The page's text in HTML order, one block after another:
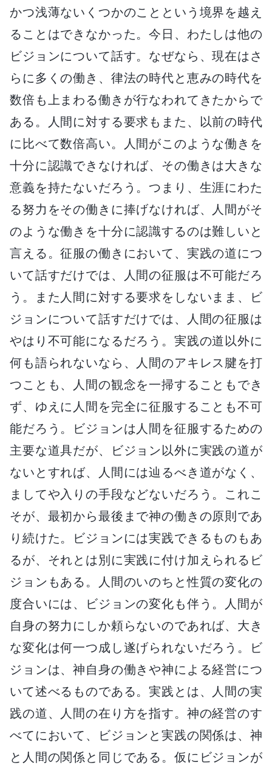
かつ浅薄ないくつかのことという境界を越え
ることはできなかった。今日、わたしは他の
ビジョンについて話す。なぜなら、現在はさ
らに多くの働き、律法の時代と恵みの時代を
数倍も上まわる働きが行なわれてきたからで
ある。人間に対する要求もまた、以前の時代
に比べて数倍高い。人間がこのような働きを
十分に認識できなければ、その働きは大きな
意義を持たないだろう。つまり、生涯にわた
る努力をその働きに捧げなければ、人間がそ
のような働きを十分に認識するのは難しいと
言える。征服の働きにおいて、実践の道につ
いて話すだけでは、人間の征服は不可能だろ
う。また人間に対する要求をしないまま、ビ
ジョンについて話すだけでは、人間の征服は
やはり不可能になるだろう。実践の道以外に
何も語られないなら、人間のアキレス腱を打
つことも、人間の観念を一掃することもでき
ず、ゆえに人間を完全に征服することも不可
能だろう。ビジョンは人間を征服するための
主要な道具だが、ビジョン以外に実践の道が
ないとすれば、人間には辿るべき道がなく、
ましてや入りの手段などないだろう。これこ
そが、最初から最後まで神の働きの原則であ
り続けた。ビジョンには実践できるものもあ
るが、それとは別に実践に付け加えられるビ
ジョンもある。人間のいのちと性質の変化の
度合いには、ビジョンの変化も伴う。人間が
自身の努力にしか頼らないのであれば、大き
な変化は何一つ成し遂げられないだろう。ビ
ジョンは、神自身の働きや神による経営につ
いて述べるものである。実践とは、人間の実
践の道、人間の在り方を指す。神の経営のす
べてにおいて、ビジョンと実践の関係は、神
と人間の関係と同じである。仮にビジョンが